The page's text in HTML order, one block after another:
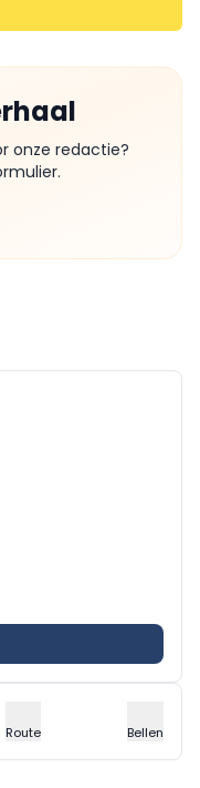
onze redactie?
Route Bellen